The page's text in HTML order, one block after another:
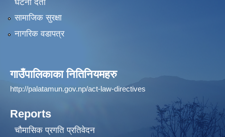
घटना दर्ता
सामाजिक सुरक्षा
नागरिक वडापत्र
गाउँपालिकाका नितिनियमहरु
http://palatamun.gov.np/act-law-directives
Reports
चौमासिक प्रगति प्रतिवेदन